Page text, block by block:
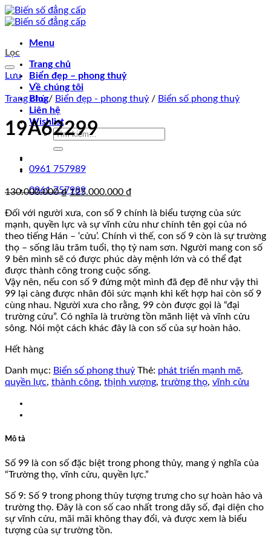
Chuyển
đến
dung
Menu
Trang chủ
Biển đẹp – phong thuỷ
Về chúng tôi
Blog
Liên hệ
Wishlist
Tìm
0961 757989
0961 757989
Lọc
Lưu
Trang chủ / Biển đẹp - phong thuỷ / Biển số phong thuỷ
19A62299
130.000.000₫ Giá
là:
130.000.000 ₫.
125.000.000 ₫
tại
là:
125.000.000 ₫.
Đối với người xưa, con số 9 chính là biểu tượng của sức
mạnh, quyền lực và sự vĩnh cửu như chính tên gọi của nó
theo tiếng Hán – ‘cửu’. Chính vì thế, con số 9 còn là sự trường
thọ – sống lâu trăm tuổi, thọ tỷ nam sơn. Người mang con số
9 bên mình sẽ có được phúc dày mệnh lớn và có thể đạt
được thành công trong cuộc sống.
Vậy nên, nếu con số 9 đứng một mình đã đẹp đẽ như vậy thì
99 lại càng được nhân đôi sức mạnh khi kết hợp hai còn số 9
cùng nhau. Người xưa cho rằng, 99 còn được gọi là “đại
trường cửu”. Có nghĩa là trường tồn mãnh liệt và vĩnh cửu
sông. Nói một cách khác đây là con số của sự hoàn hảo.
Hết hàng
Danh mục: Biển số phong thuỷ Thẻ: phát triển mạnh mẽ,
quyền lực, thành công, thịnh vượng, trường thọ, vĩnh cửu
Mô tả
Số 99 là con số đặc biệt trong phong thủy, mang ý nghĩa của
“Trường thọ, vĩnh cửu, quyền lực.”
Số 9: Số 9 trong phong thủy tượng trưng cho sự hoàn hảo và
trường thọ. Đây là con số cao nhất trong dãy số, đại diện cho
sự vĩnh cửu, mãi mãi không thay đổi, và được xem là biểu
tượng của sự trường tồn.